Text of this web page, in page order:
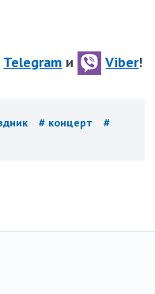
Telegram и Viber!
# концерт
#